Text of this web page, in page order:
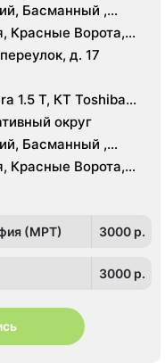
Басманный ,
Красные Ворота,
Площадь Ильича,
д. 17
1.5 T, КТ Toshiba
округ
Басманный ,
Красные Ворота,
Площадь Ильича,
(МРТ) 3000 p.
3000 p.